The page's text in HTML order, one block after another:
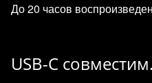
До 20 часов
USB-C совместим.